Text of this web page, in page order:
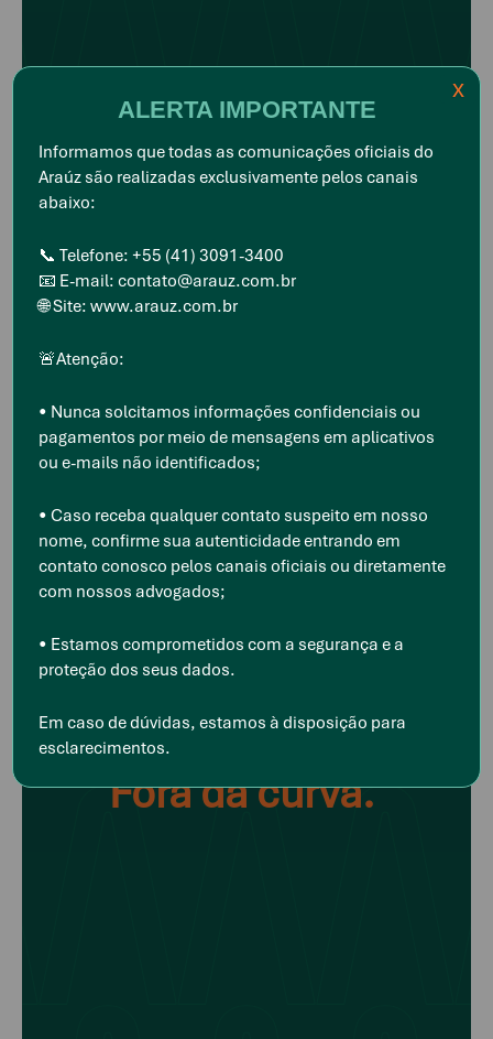
Dentro da lei.
Fora da curva.
ALERTA IMPORTANTE
Informamos que todas as comunicações oficiais do
Araúz são realizadas exclusivamente pelos canais
abaixo:
📞 Telefone: +55 (41) 3091-3400
📧 E-mail: contato@arauz.com.br
🌐 Site: www.arauz.com.br
🚨Atenção:
• Nunca solcitamos informações confidenciais ou
pagamentos por meio de mensagens em aplicativos
ou e-mails não identificados;
• Caso receba qualquer contato suspeito em nosso
nome, confirme sua autenticidade entrando em
contato conosco pelos canais oficiais ou diretamente
com nossos advogados;
• Estamos comprometidos com a segurança e a
proteção dos seus dados.
Em caso de dúvidas, estamos à disposição para
esclarecimentos.
x